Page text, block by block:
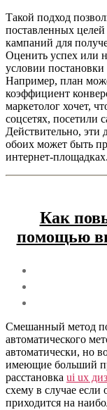
Такой подход
поставленных
кампаний для
Оценить успех или
условии постановки
Например, план
коэффициент
маркетолог хочет,
соцсетях, посетили
Действительно, эти
обоих может быть
интернет-площадках.
Как
помощью
Смешанный метод
автоматического
автоматически, но
имеющие больший
расстановка ui ux
схему в случае
приходится на